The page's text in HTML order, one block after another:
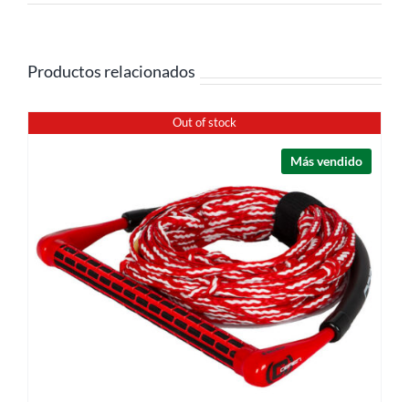
Productos relacionados
Out of stock
Más vendido